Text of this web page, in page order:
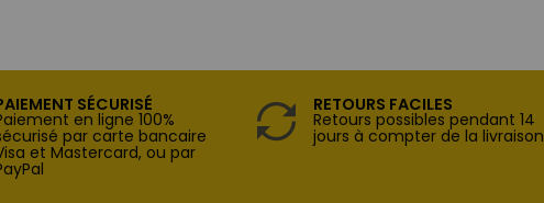
SÉCURISÉ
en ligne 100%
par carte bancaire
et Mastercard, ou par
RETOURS FACILES
Retours possibles pendant 14
jours à compter de la livraison